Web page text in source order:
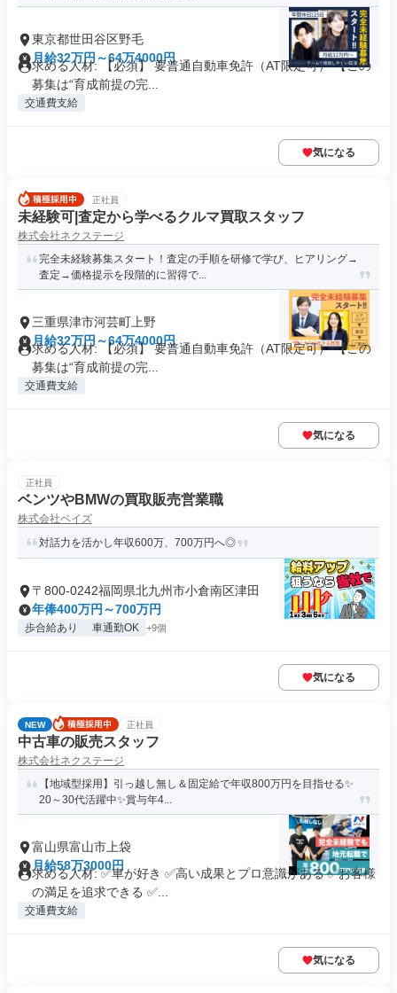
東京都世田谷区野毛
月給32万円～64万4000円
求める人材: 【必須】 要普通自動車免許（AT限定可） 【この
募集は“育成前提の完...
交通費支給
気になる
正社員
未経験可|査定から学べるクルマ買取スタッフ
株式会社ネクステージ
完全未経験募集スタート！査定の手順を研修で学び、ヒアリング→
査定→価格提示を段階的に習得で...
三重県津市河芸町上野
月給32万円～64万4000円
求める人材: 【必須】 要普通自動車免許（AT限定可） 【この
募集は“育成前提の完...
交通費支給
気になる
正社員
ベンツやBMWの買取販売営業職
株式会社ベイズ
対話力を活かし年収600万、700万円へ◎
〒800-0242福岡県北九州市小倉南区津田
年俸400万円～700万円
歩合給あり 車通勤OK +9個
気になる
NEW 正社員
中古車の販売スタッフ
株式会社ネクステージ
【地域型採用】引っ越し無し＆固定給で年収800万円を目指せる✨
20～30代活躍中✨賞与年4...
富山県富山市上袋
月給58万3000円
求める人材: ✅車が好き ✅高い成果とプロ意識がある ✅お客様
の満足を追求できる ✅...
交通費支給
気になる